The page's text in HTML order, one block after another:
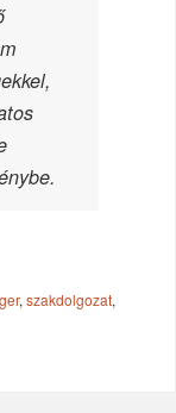
,szakdolgozat,